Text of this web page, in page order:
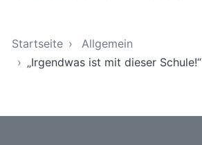
Startseite
Allgemein
„Irgendwas ist mit dieser Schule!“